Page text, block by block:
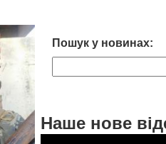
Пошук у новинах:
Наше нове